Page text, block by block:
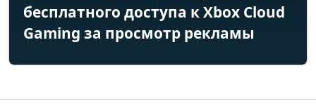
бесплатного доступа к Xbox Cloud
Gaming за просмотр рекламы